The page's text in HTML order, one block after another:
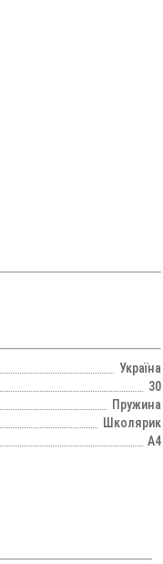
Україна
30
Пружина
Школярик
А4